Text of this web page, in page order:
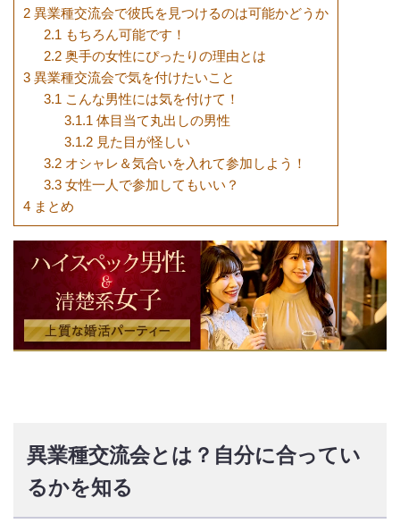
2 異業種交流会で彼氏を見つけるのは可能かどうか
2.1 もちろん可能です！
2.2奥手の女性にぴったりの理由とは
3 異業種交流会で気を付けたいこと
3.1 こんな男性には気を付けて！
3.1.1 体目当て丸出しの男性
3.1.2見た目が怪しい
3.2オシャレ＆気合いを入れて参加しよう！
3.3女性一人で参加してもいい？
4 まとめ
異業種交流会とは？自分に合ってい
るかを知る